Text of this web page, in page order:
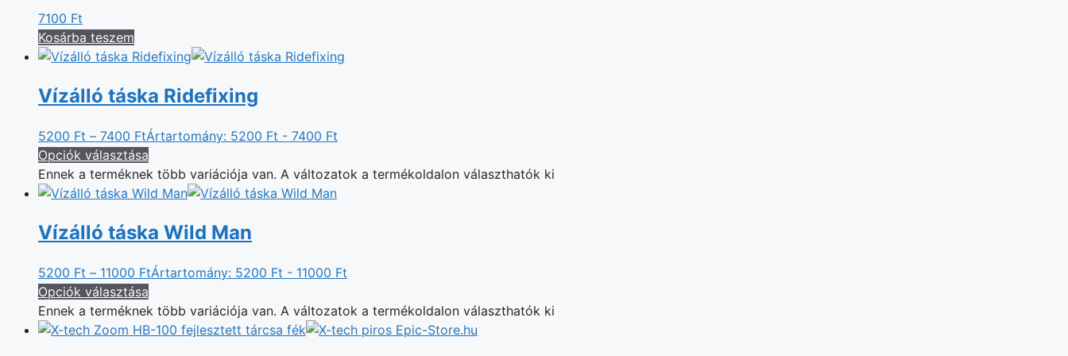
7100 Ft
Kosárba teszem
Vízálló táska Ridefixing
5200 Ft – 7400 FtÁrtartomány: 5200 Ft - 7400 Ft
Opciók választása
Ennek a terméknek több variációja van. A változatok a termékoldalon választhatók ki
Vízálló táska Wild Man
5200 Ft – 11000 FtÁrtartomány: 5200 Ft - 11000 Ft
Opciók választása
Ennek a terméknek több variációja van. A változatok a termékoldalon választhatók ki